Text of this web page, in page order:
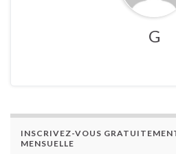
G
INSCRIVEZ-VOUS
MENSUELLE